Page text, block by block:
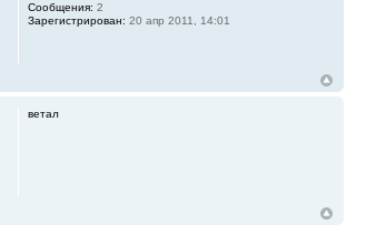
Сообщения: 2
Зарегистрирован: 20 апр 2011, 14:01
ветал